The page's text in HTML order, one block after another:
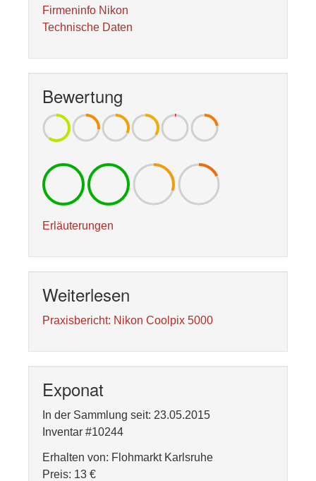
Firmeninfo Nikon
Technische Daten
Bewertung
Erläuterungen
Weiterlesen
Praxisbericht: Nikon Coolpix 5000
Exponat
In der Sammlung seit: 23.05.2015
Inventar #10244
Erhalten von: Flohmarkt Karlsruhe
Preis: 13 €